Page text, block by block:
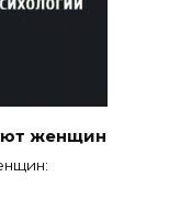
женщин